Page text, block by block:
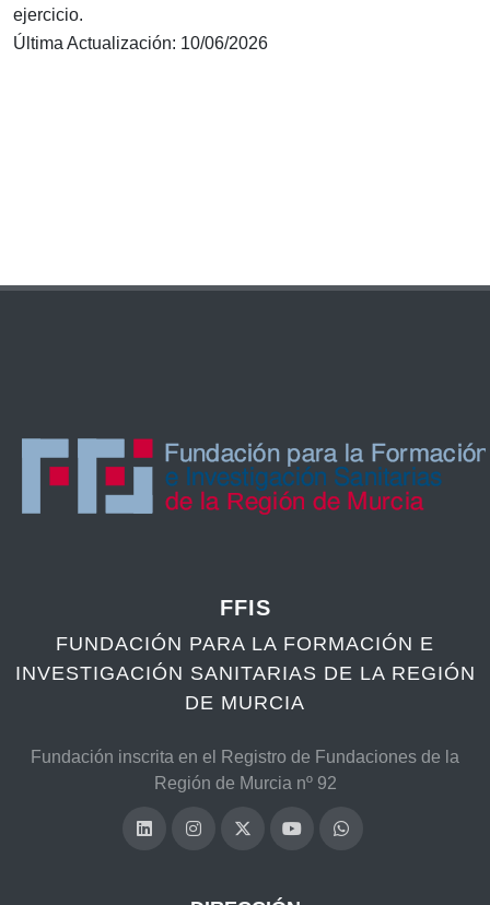
ejercicio.
Última Actualización: 10/06/2026
FFIS
FUNDACIÓN PARA LA FORMACIÓN E
INVESTIGACIÓN SANITARIAS DE LA REGIÓN
DE MURCIA
Fundación inscrita en el Registro de Fundaciones de la
Región de Murcia nº 92